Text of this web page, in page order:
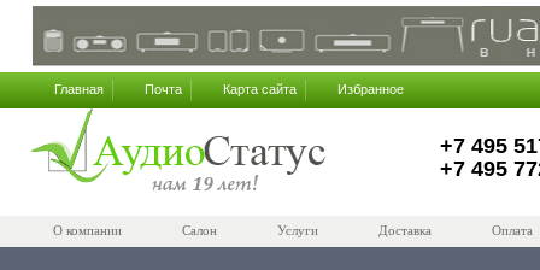
Главная Почта Карта сайта Избранное
+7 495
+7 495
О компании Салон Услуги Доставка Оплата